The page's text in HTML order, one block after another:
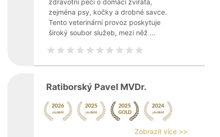
zdravotní péči o domácí zvířata,
zejména psy, kočky a drobné savce.
Tento veterinární provoz poskytuje
široký soubor služeb, mezi něž ...
Ratiborský Pavel MVDr.
Zobrazit více >>